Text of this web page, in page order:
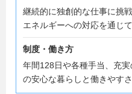
継続的に独創的な仕事に挑
エネルギーへの対応を通じ
制度・働き方
年間128日や各種手当、充
の安心な暮らしと働きやす